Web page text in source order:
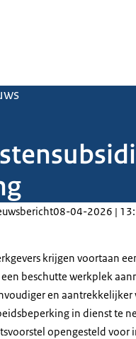
08-04-2026 |
krijgen voortaan
beschutte werkplek
en aantrekkelijker
in dienst te
opengesteld voor